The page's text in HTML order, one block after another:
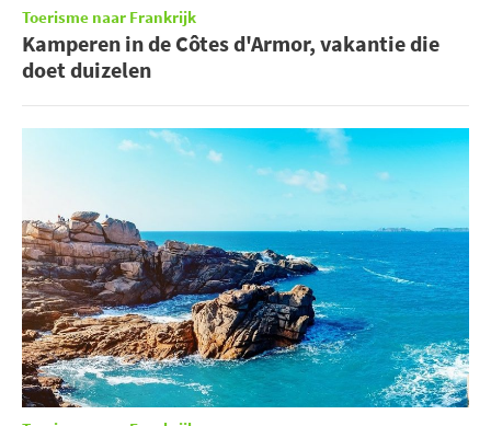
Toerisme naar Frankrijk
Kamperen in de Côtes d'Armor, vakantie die
doet duizelen